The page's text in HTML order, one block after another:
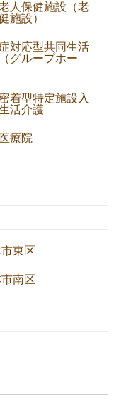
人保健施設（老
施設）
対応型共同生活
グループホー
着型特定施設入
活介護
療院
東区
南区